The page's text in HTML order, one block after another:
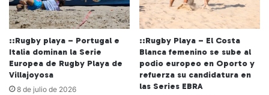
::Rugby playa – Portugal e
Italia dominan la Serie
Europea de Rugby Playa de
Villajoyosa
8 de julio de 2026
::Rugby Playa – El Costa
Blanca femenino se sube al
podio europeo en Oporto y
refuerza su candidatura en
las Series EBRA